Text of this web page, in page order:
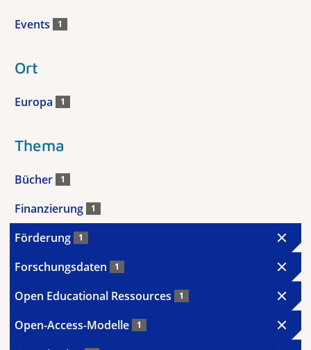
Events 1
Ort
Europa 1
Thema
Bücher 1
Finanzierung 1
Förderung 1
Forschungsdaten 1
Open Educational Ressources 1
Open-Access-Modelle 1